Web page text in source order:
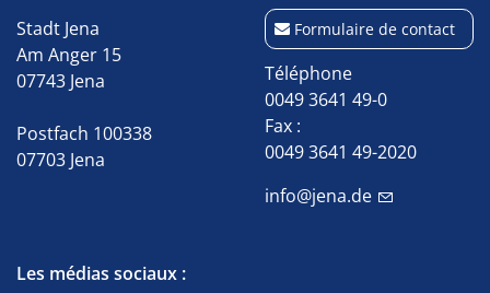
Stadt Jena
Am Anger 15
07743 Jena
Postfach 100338
07703 Jena
Formulaire de contact
Téléphone
0049 3641 49-0
Fax :
0049 3641 49-2020
info@jena.de
Les médias sociaux :